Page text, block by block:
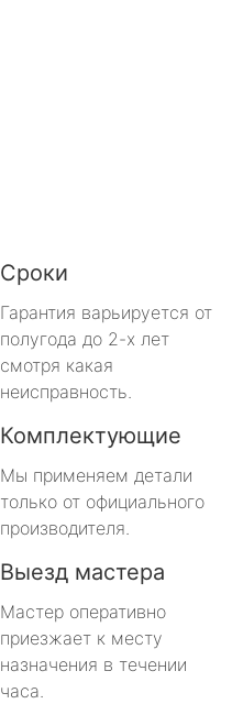
Сроки
Гарантия варьируется от
полугода до 2-х лет
смотря какая
неисправность.
Комплектующие
Мы применяем детали
только от официального
производителя.
Выезд мастера
Мастер оперативно
приезжает к месту
назначения в течении
часа.